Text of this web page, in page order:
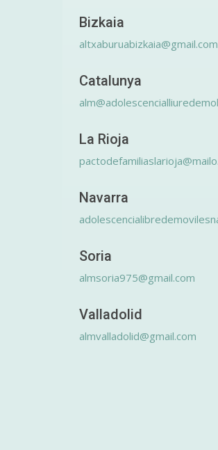
Bizkaia
altxaburuabizkaia@gmail.com
Catalunya
La Rioja
Navarra
Soria
almsoria975@gmail.com
Valladolid
almvalladolid@gmail.com